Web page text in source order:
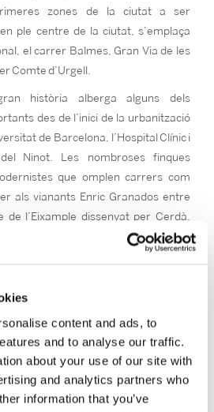
content and ads, to
and to analyse our traffic.
about your use of our site with
and analytics partners who
information that you’ve
zones de la ciutat a ser
ple centre de la ciutat, s’emplaça
el carrer Balmes, Gran Via de les
Comte d’Urgell.
història alberga alguns dels
des de l’inici de la urbanització
de Barcelona, l’Hospital Clínic i
del Ninot. Les nombroses finques
que omplen carrers com
als vianants Enric Granados entre
l’Eixample dissenyat per Cerdà.
precioses joies modernistes de
i edificis completament rehabilitats.
que ocupen petits comerços nous
restaurants, llocs d’oci i locals
neuràlgic de Barcelona, la seva
de barris és excel·lent per
de cotxe ha de saber que és molt
les escasses places de pàrquing